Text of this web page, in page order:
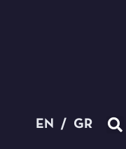
EN / GR